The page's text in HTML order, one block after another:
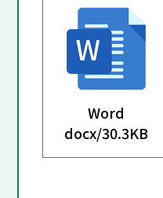
Word
docx/30.3KB